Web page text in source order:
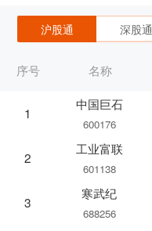
沪股通 深股通
序号 名称
1
中国巨石
600176
2
工业富联
601138
3
寒武纪
688256